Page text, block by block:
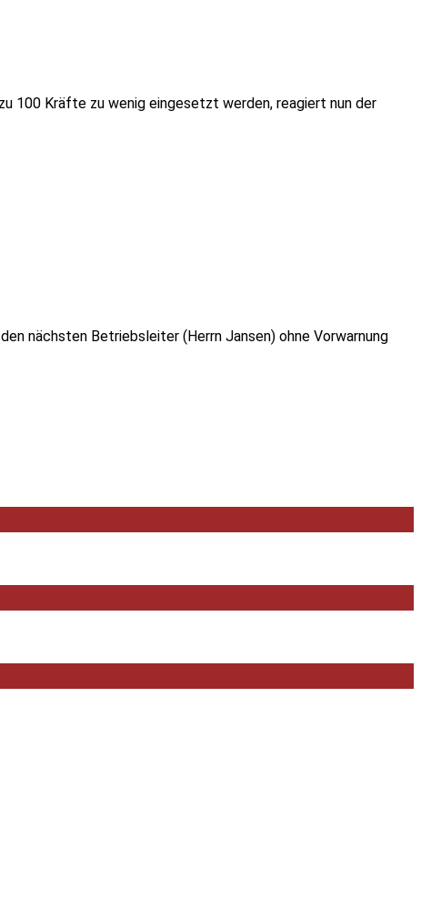
100 Kräfte zu wenig eingesetzt werden, reagiert nun der
nächsten Betriebsleiter (Herrn Jansen) ohne Vorwarnung